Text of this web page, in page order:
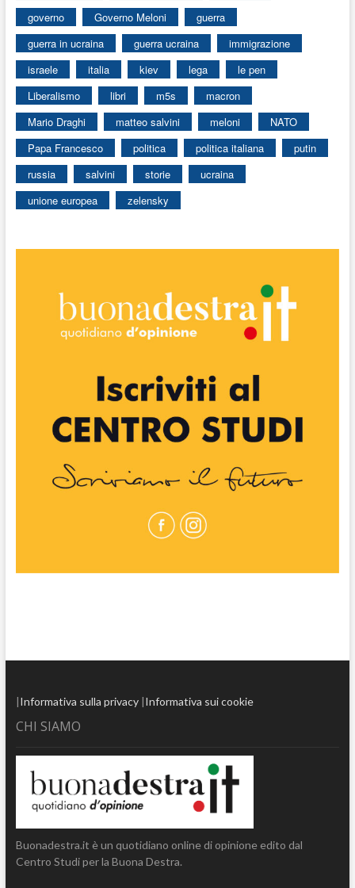
governo
Governo Meloni
guerra
guerra in ucraina
guerra ucraina
immigrazione
israele
italia kiev lega
le pen
Liberalismo
libri m5s
macron
Mario Draghi
matteo salvini meloni
NATO
Papa Francesco
politica politica italiana
putin
russia
salvini storie
ucraina
unione europea
zelensky
|Informativa sulla privacy|Informativa sui cookie
CHI SIAMO
Buonadestra.it è un quotidiano online di opinione edito dal
Centro Studi per la Buona Destra.